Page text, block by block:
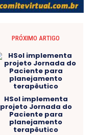
PRÓXIMO ARTIGO
HSol implementa
projeto Jornada do
Paciente para
planejamento
terapêutico